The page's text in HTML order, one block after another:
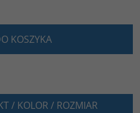
KOSZYKA
/ KOLOR / ROZMIAR